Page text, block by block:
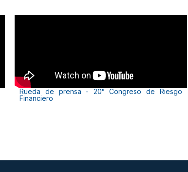
Rueda de prensa - 20° Congreso de Riesgo
Financiero